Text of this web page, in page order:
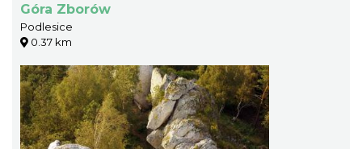
Góra Zborów
Podlesice
0.37 km